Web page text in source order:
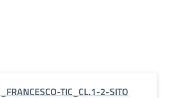
TIC_CL.1-2-SITO